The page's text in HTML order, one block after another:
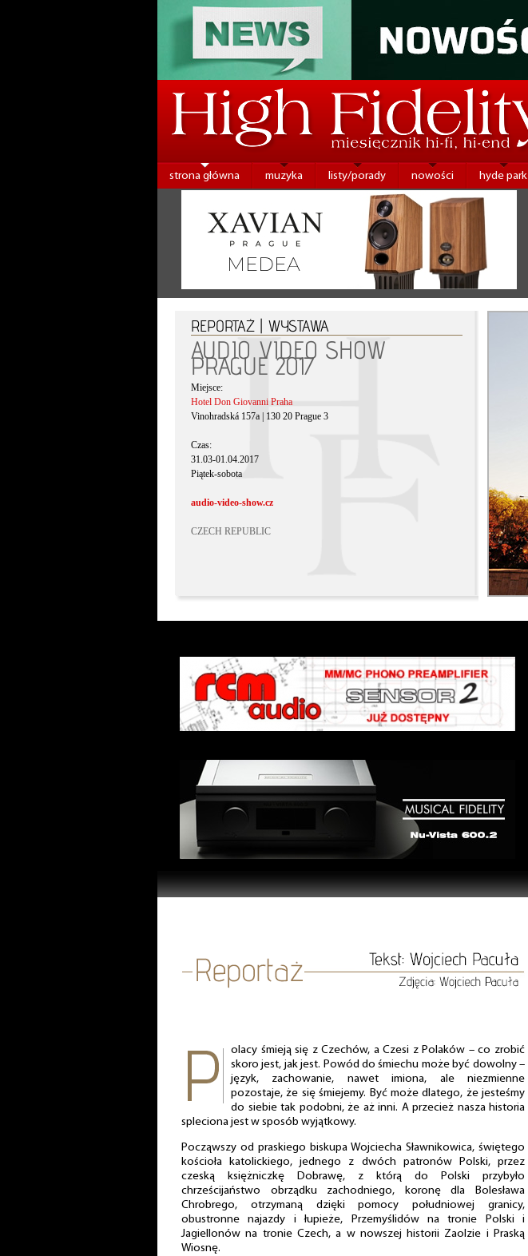
strona główna muzyka listy/porady nowości hyde park
REPORTAŻ | WYSTAWA
AUDIO VIDEO SHOW
PRAGUE 2017
Miejsce:
Hotel Don Giovanni Praha
Vinohradská 157a | 130 20 Prague 3
Czas:
31.03-01.04.2017
Piątek-sobota
audio-video-show.cz
CZECH REPUBLIC
olacy śmieją się z Czechów, a Czesi z Polaków – co zrobić
skoro jest, jak jest. Powód do śmiechu może być dowolny –
język, zachowanie, nawet imiona, ale niezmienne
pozostaje, że się śmiejemy. Być może dlatego, że jesteśmy
do siebie tak podobni, że aż inni. A przecież nasza historia
spleciona jest w sposób wyjątkowy.
Począwszy od praskiego biskupa Wojciecha Sławnikowica, świętego
kościoła katolickiego, jednego z dwóch patronów Polski, przez
czeską księżniczkę Dobrawę, z którą do Polski przybyło
chrześcijaństwo obrządku zachodniego, koronę dla Bolesława
Chrobrego, otrzymaną dzięki pomocy południowej granicy,
obustronne najazdy i łupieże, Przemyślidów na tronie Polski i
Jagiellonów na tronie Czech, a w nowszej historii Zaolzie i Praską
Wiosnę.